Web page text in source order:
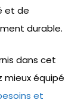
et de
durable.
dans cet
mieux équipé
et